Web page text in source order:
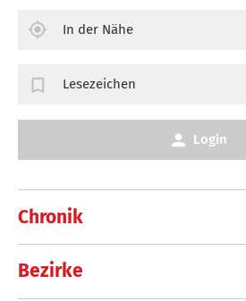
Chronik
Bezirke
In der Nähe
Lesezeichen
Login